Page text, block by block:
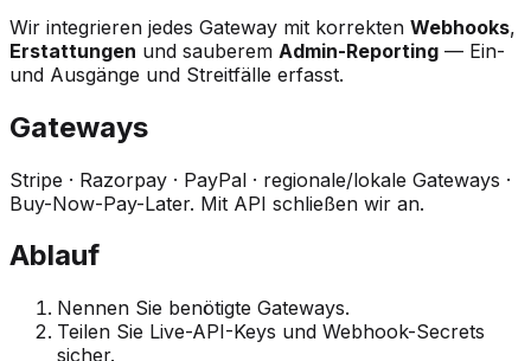
Wir integrieren jedes Gateway mit korrekten Webhooks,
Erstattungen und sauberem Admin-Reporting — Ein-
und Ausgänge und Streitfälle erfasst.
Gateways
Stripe · Razorpay · PayPal · regionale/lokale Gateways ·
Buy-Now-Pay-Later. Mit API schließen wir an.
Ablauf
Nennen Sie benötigte Gateways.
Teilen Sie Live-API-Keys und Webhook-Secrets
sicher.